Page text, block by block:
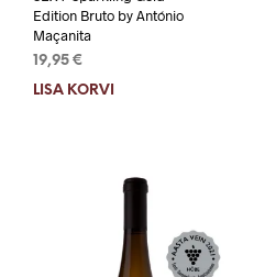
Edition Bruto by António
Maçanita
19,95 €
LISA KORVI